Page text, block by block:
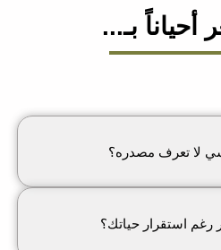
بـ...
لا تعرف مصدره؟
استقرار حياتك؟